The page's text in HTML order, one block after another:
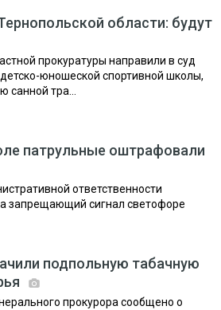
области: будут
прокуратуры направили в суд
юношеской спортивной школы,
санной тра...
патрульные оштрафовали
ответственности
запрещающий сигнал светофоре
подпольную табачную
прокурора сообщено о